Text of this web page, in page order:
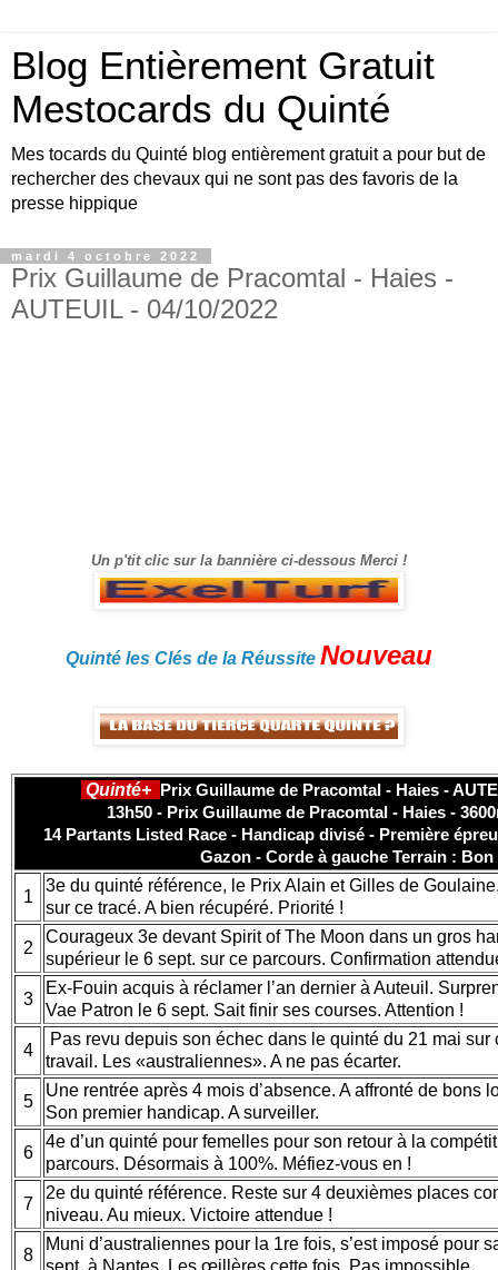
Blog Entièrement Gratuit
Mestocards du Quinté
Mes tocards du Quinté blog entièrement gratuit a pour but de
rechercher des chevaux qui ne sont pas des favoris de la
presse hippique
mardi 4 octobre 2022
Prix Guillaume de Pracomtal - Haies -
AUTEUIL - 04/10/2022
Un p'tit clic sur la bannière ci-dessous Merci !
Quinté les Clés de la Réussite Nouveau
Quinté+ Prix Guillaume de Pracomtal - Haies -
13h50 - Prix Guillaume de Pracomtal - Haies -
14 Partants Listed Race - Handicap divisé - Première
Gazon - Corde à gauche Terrain : Bon
1
3e du quinté référence, le Prix Alain et Gilles de
sur ce tracé. A bien récupéré. Priorité !
2
Courageux 3e devant Spirit of The Moon dans un gros
supérieur le 6 sept. sur ce parcours. Confirmation
3
Ex-Fouin acquis à réclamer l’an dernier à Auteuil.
Vae Patron le 6 sept. Sait finir ses courses. Attention !
4
Pas revu depuis son échec dans le quinté du 21 mai sur
travail. Les «australiennes». A ne pas écarter.
5
Une rentrée après 4 mois d’absence. A affronté de bons
Son premier handicap. A surveiller.
6
4e d’un quinté pour femelles pour son retour à la
parcours. Désormais à 100%. Méfiez-vous en !
7
2e du quinté référence. Reste sur 4 deuxièmes places
niveau. Au mieux. Victoire attendue !
8
Muni d’australiennes pour la 1re fois, s’est imposé pour
sept. à Nantes. Les œillères cette fois. Pas impossible.